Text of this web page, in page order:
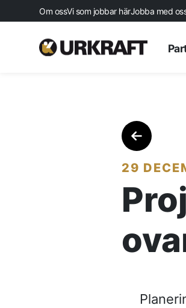
Om ossVi som jobbar härJobba med
Aktuellt
Frågor och
29